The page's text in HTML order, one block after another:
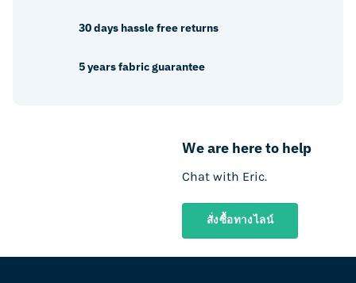
We are here to help
Chat with Eric.
สั่งซื้อทางไลน์
30 days hassle free returns
5 years fabric guarantee